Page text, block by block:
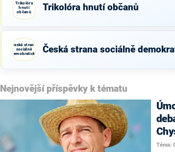
Trikolóra
hnutí
občanů
Trikolóra hnutí občanů
Česká strana
sociálně
demokratická
Česká strana sociálně
Nejnovější příspěvky k tématu
Téma: